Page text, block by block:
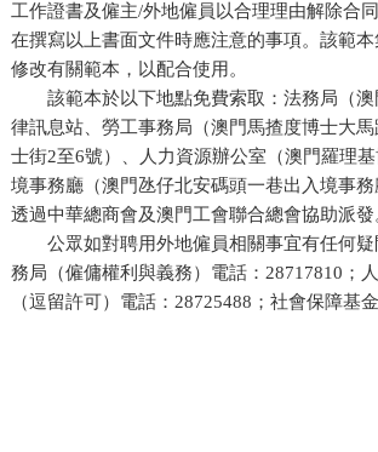
工作證書及僱主/外地僱員以合理理由解除合
在撰寫以上書面文件時應注意的事項。該範
修改有關範本，以配合使用。
該範本於以下地點免費索取：法務局（澳
律訊息站、勞工事務局（澳門馬揸度博士大馬
士街2至6號）、人力資源辦公室（澳門羅理基
境事務廳（澳門氹仔北安碼頭一巷出入境事
透過中華總商會及澳門工會聯合總會協助派發
公眾如對聘用外地僱員相關事宜有任何疑
務局（僱傭權利與義務）電話： 28717810 ；
（逗留許可）電話： 28725488 ；社會保障基